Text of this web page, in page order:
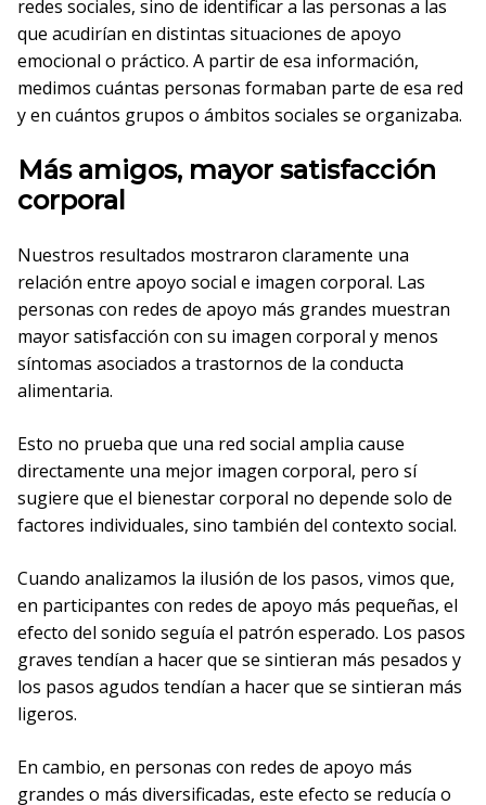
redes sociales, sino de identificar a las personas a las
que acudirían en distintas situaciones de apoyo
emocional o práctico. A partir de esa información,
medimos cuántas personas formaban parte de esa red
y en cuántos grupos o ámbitos sociales se organizaba.
Más amigos, mayor satisfacción
corporal
Nuestros resultados mostraron claramente una
relación entre apoyo social e imagen corporal. Las
personas con redes de apoyo más grandes muestran
mayor satisfacción con su imagen corporal y menos
síntomas asociados a trastornos de la conducta
alimentaria.
Esto no prueba que una red social amplia cause
directamente una mejor imagen corporal, pero sí
sugiere que el bienestar corporal no depende solo de
factores individuales, sino también del contexto social.
Cuando analizamos la ilusión de los pasos, vimos que,
en participantes con redes de apoyo más pequeñas, el
efecto del sonido seguía el patrón esperado. Los pasos
graves tendían a hacer que se sintieran más pesados y
los pasos agudos tendían a hacer que se sintieran más
ligeros.
En cambio, en personas con redes de apoyo más
grandes o más diversificadas, este efecto se reducía o